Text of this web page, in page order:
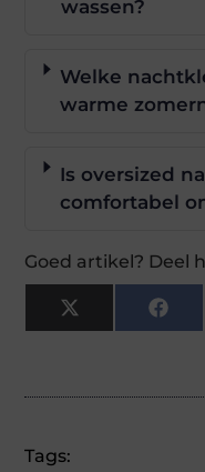
wassen?
Welke
warme
Is oversized
comfortabel
Goed artikel? Deel
X
(Twitter)
Tags: